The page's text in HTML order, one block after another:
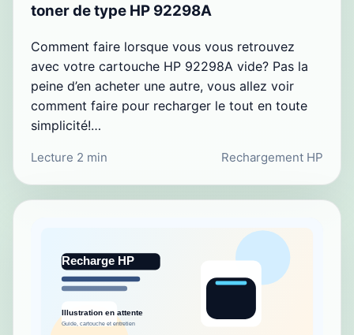
toner de type HP 92298A
Comment faire lorsque vous vous retrouvez
avec votre cartouche HP 92298A vide? Pas la
peine d’en acheter une autre, vous allez voir
comment faire pour recharger le tout en toute
simplicité!…
Lecture 2 min Rechargement HP